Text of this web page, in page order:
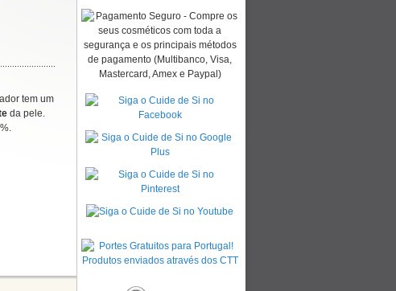
tem um
da pele.